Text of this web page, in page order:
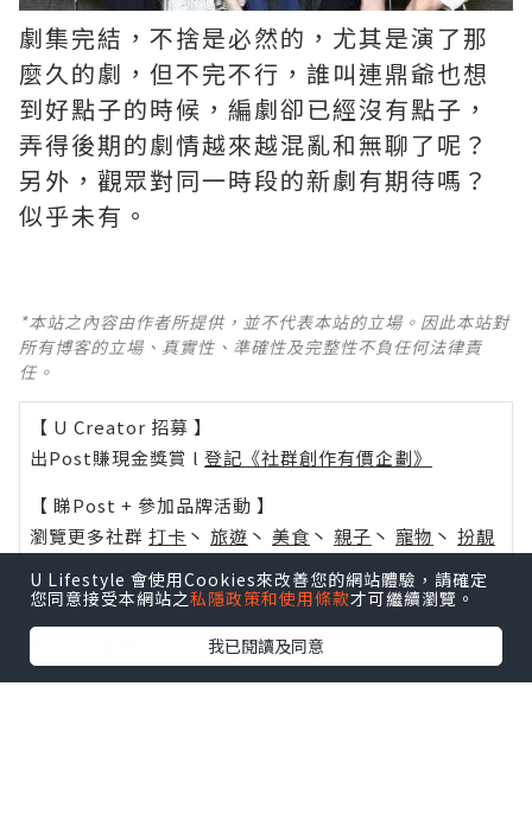
劇集完結，不捨是必然的，尤其是演了那
麼久的劇，但不完不行，誰叫連鼎爺也想
到好點子的時候，編劇卻已經沒有點子，
弄得後期的劇情越來越混亂和無聊了呢？ ​​​
另外，觀眾對同一時段的新劇有期待嗎？
似乎未有。
*本站之內容由作者所提供，並不代表本站的立場。因此本站對
所有博客的立場、真實性、準確性及完整性不負任何法律責
任。
【 U Creator 招募 】
出Post賺現金獎賞 l 登記《社群創作有價企劃》
【 睇Post + 參加品牌活動 】
瀏覽更多社群 打卡 丶 旅遊 丶 美食 丶 親子 丶 寵物 丶 扮靚
活動情報
U Blog開咗WhatsApp啦！發掘更多吃喝玩樂資訊！
U Lifestyle 會使用Cookies來改善您的網站體驗，請確定
您同意接受本網站之私隱政策和使用條款才可繼續瀏覽。
我已閱讀及同意